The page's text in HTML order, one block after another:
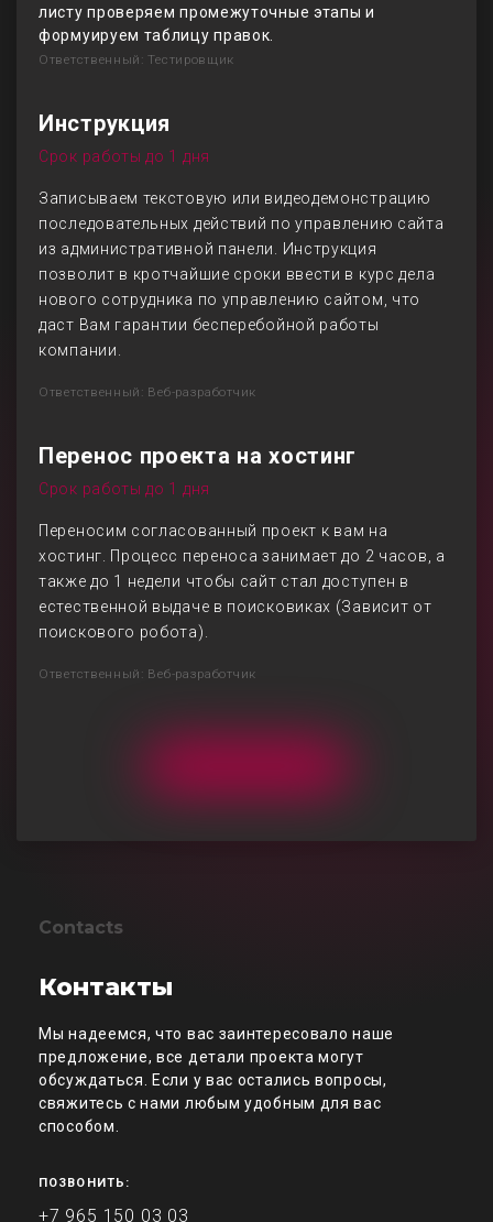
листу проверяем промежуточные этапы и
формуируем таблицу правок.
Ответственный: Тестировщик
Инструкция
Срок работы до 1 дня
Записываем текстовую или видеодемонстрацию
последовательных действий по управлению сайта
из административной панели. Инструкция
позволит в кротчайшие сроки ввести в курс дела
нового сотрудника по управлению сайтом, что
даст Вам гарантии бесперебойной работы
компании.
Ответственный: Веб-разработчик
Перенос проекта на хостинг
Срок работы до 1 дня
Переносим согласованный проект к вам на
хостинг. Процесс переноса занимает до 2 часов, а
также до 1 недели чтобы сайт стал доступен в
естественной выдаче в поисковиках (Зависит от
поискового робота).
Ответственный: Веб-разработчик
Contacts
Контакты
Мы надеемся, что вас заинтересовало наше
предложение, все детали проекта могут
обсуждаться. Если у вас остались вопросы,
свяжитесь с нами любым удобным для вас
способом.
ПОЗВОНИТЬ:
+7 965 150 03 03